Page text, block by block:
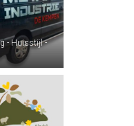
- Huisstijl -